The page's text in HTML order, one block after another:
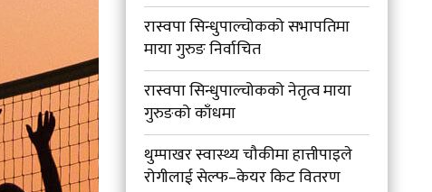
रास्वपा सिन्धुपाल्चोकको सभापतिमा
माया गुरुङ निर्वाचित
रास्वपा सिन्धुपाल्चोकको नेतृत्व माया
गुरुङको काँधमा
थुम्पाखर स्वास्थ्य चौकीमा हात्तीपाइले
रोगीलाई सेल्फ–केयर किट वितरण